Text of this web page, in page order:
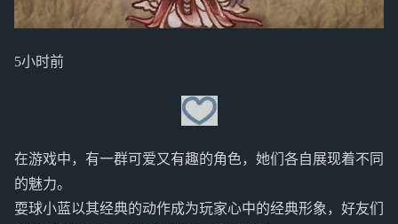
5小时前
在游戏中，有一群可爱又有趣的角色，她们各自展现着不同
的魅力。
耍球小蓝以其经典的动作成为玩家心中的经典形象，好友们